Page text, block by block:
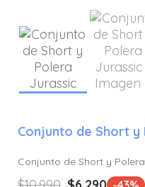
Conjunto de Short y
Conjunto de Short y Polera